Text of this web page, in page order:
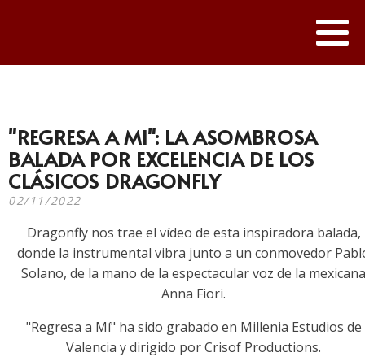
"REGRESA A MI": LA ASOMBROSA
BALADA POR EXCELENCIA DE LOS
CLÁSICOS DRAGONFLY
02/11/2022
Dragonfly nos trae el vídeo de esta inspiradora balada,
donde la instrumental vibra junto a un conmovedor
Solano, de la mano de la espectacular voz de la mexicana
Anna Fiori.
"Regresa a Mí" ha sido grabado en Millenia Estudios de
Valencia y dirigido por Crisof Productions.